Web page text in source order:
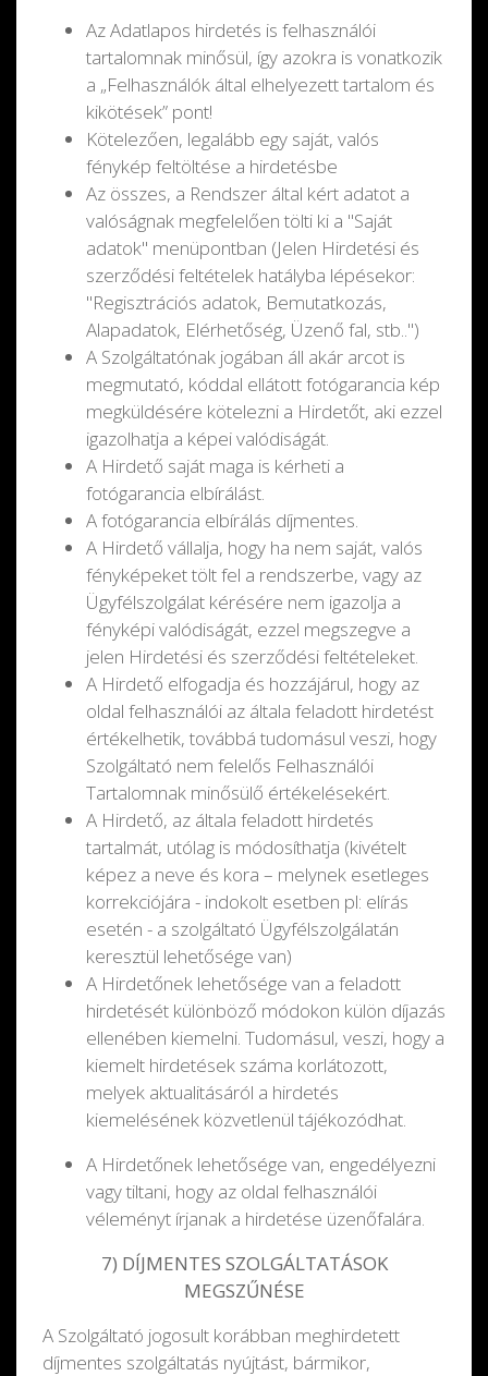
Az Adatlapos hirdetés is felhasználói
tartalomnak minősül, így azokra is vonatkozik
a „Felhasználók által elhelyezett tartalom és
kikötések” pont!
Kötelezően, legalább egy saját, valós
fénykép feltöltése a hirdetésbe
Az összes, a Rendszer által kért adatot a
valóságnak megfelelően tölti ki a "Saját
adatok" menüpontban (Jelen Hirdetési és
szerződési feltételek hatályba lépésekor:
"Regisztrációs adatok, Bemutatkozás,
Alapadatok, Elérhetőség, Üzenő fal, stb..")
A Szolgáltatónak jogában áll akár arcot is
megmutató, kóddal ellátott fotógarancia kép
megküldésére kötelezni a Hirdetőt, aki ezzel
igazolhatja a képei valódiságát.
A Hirdető saját maga is kérheti a
fotógarancia elbírálást.
A fotógarancia elbírálás díjmentes.
A Hirdető vállalja, hogy ha nem saját, valós
fényképeket tölt fel a rendszerbe, vagy az
Ügyfélszolgálat kérésére nem igazolja a
fényképi valódiságát, ezzel megszegve a
jelen Hirdetési és szerződési feltételeket.
A Hirdető elfogadja és hozzájárul, hogy az
oldal felhasználói az általa feladott hirdetést
értékelhetik, továbbá tudomásul veszi, hogy
Szolgáltató nem felelős Felhasználói
Tartalomnak minősülő értékelésekért.
A Hirdető, az általa feladott hirdetés
tartalmát, utólag is módosíthatja (kivételt
képez a neve és kora – melynek esetleges
korrekciójára - indokolt esetben pl: elírás
esetén - a szolgáltató Ügyfélszolgálatán
keresztül lehetősége van)
A Hirdetőnek lehetősége van a feladott
hirdetését különböző módokon külön díjazás
ellenében kiemelni. Tudomásul, veszi, hogy a
kiemelt hirdetések száma korlátozott,
melyek aktualitásáról a hirdetés
kiemelésének közvetlenül tájékozódhat.
A Hirdetőnek lehetősége van, engedélyezni
vagy tiltani, hogy az oldal felhasználói
véleményt írjanak a hirdetése üzenőfalára.
7) DÍJMENTES SZOLGÁLTATÁSOK
MEGSZŰNÉSE
A Szolgáltató jogosult korábban meghirdetett
díjmentes szolgáltatás nyújtást, bármikor,